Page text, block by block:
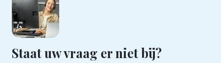
Staat uw vraag er niet bij?